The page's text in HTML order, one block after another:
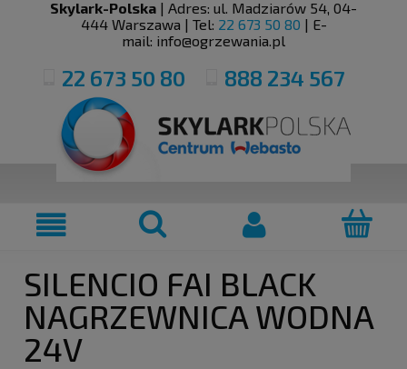
Skylark-Polska | Adres: ul. Madziarów 54, 04-
444 Warszawa | Tel: 22 673 50 80 | E-
mail: info@ogrzewania.pl
22 673 50 80 888 234 567
SILENCIO FAI BLACK
NAGRZEWNICA WODNA
24V